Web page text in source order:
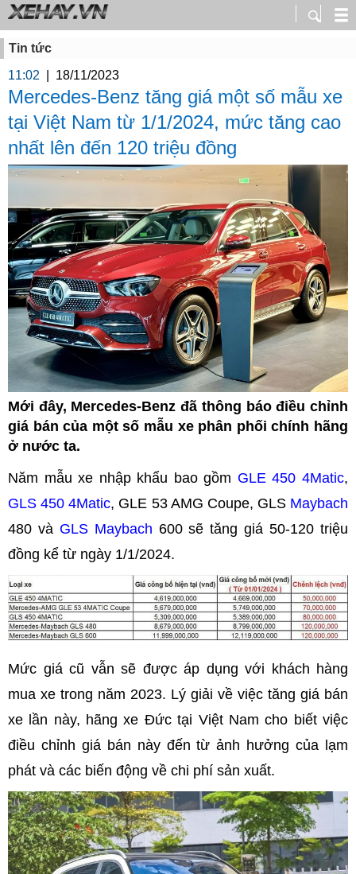
Tin tức
11:02
18/11/2023
Mercedes-Benz tăng giá một số mẫu xe
tại Việt Nam từ 1/1/2024, mức tăng cao
nhất lên đến 120 triệu đồng
Mới đây, Mercedes-Benz đã thông báo điều chỉnh
giá bán của một số mẫu xe phân phối chính hãng
ở nước ta.
Năm mẫu xe nhập khẩu bao gồm GLE 450 4Matic,
GLS 450 4Matic, GLE 53 AMG Coupe, GLS Maybach
480 và GLS Maybach 600 sẽ tăng giá 50-120 triệu
đồng kể từ ngày 1/1/2024.
Mức giá cũ vẫn sẽ được áp dụng với khách hàng
mua xe trong năm 2023. Lý giải về việc tăng giá bán
xe lần này, hãng xe Đức tại Việt Nam cho biết việc
điều chỉnh giá bán này đến từ ảnh hưởng của lạm
phát và các biến động về chi phí sản xuất.